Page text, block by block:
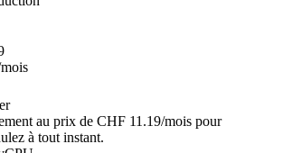
au prix de CHF 11.19/mois pour
à tout instant.